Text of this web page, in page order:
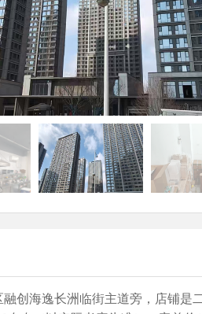
创海逸长洲临街主道旁，店铺